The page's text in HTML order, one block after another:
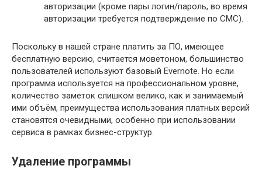
авторизации (кроме пары логин/пароль, во время
авторизации требуется подтверждение по СМС).
Поскольку в нашей стране платить за ПО, имеющее
бесплатную версию, считается моветоном, большинство
пользователей используют базовый Evernote. Но если
программа используется на профессиональном уровне,
количество заметок слишком велико, как и занимаемый
ими объём, преимущества использования платных версий
становятся очевидными, особенно при использовании
сервиса в рамках бизнес-структур.
Удаление программы